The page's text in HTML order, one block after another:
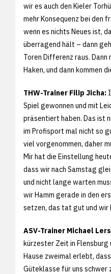
wir es auch den Kieler
mehr Konsequenz bei den
wenn es nichts Neues ist,
überragend hält – dann
Toren Differenz raus. Dann
Haken, und dann kommen
THW-Trainer Filip Jicha:
Spiel gewonnen und mit
präsentiert haben. Das ist
im Profisport mal nicht so
viel vorgenommen, daher
Mir hat die Einstellung
dass wir nach Samstag
und nicht lange warten
wir Hamm gerade in den
setzen, das tat gut und
ASV-Trainer Michael
kürzester Zeit in Flensburg
Hause zweimal erlebt,
Güteklasse für uns schwer